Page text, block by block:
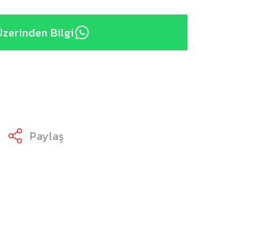
Bilgi
Paylaş